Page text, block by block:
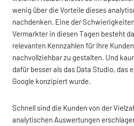
wenig über die Vorteile dieses
nachdenken. Eine der
Vermarkter in diesen Tagen besteht
relevanten Kennzahlen für Ihre
nachvollziehbar zu gestalten. Und
dafür besser als das Data Studio, das
Google konzipiert wurde.
Schnell sind die Kunden von der
analytischen Auswertungen